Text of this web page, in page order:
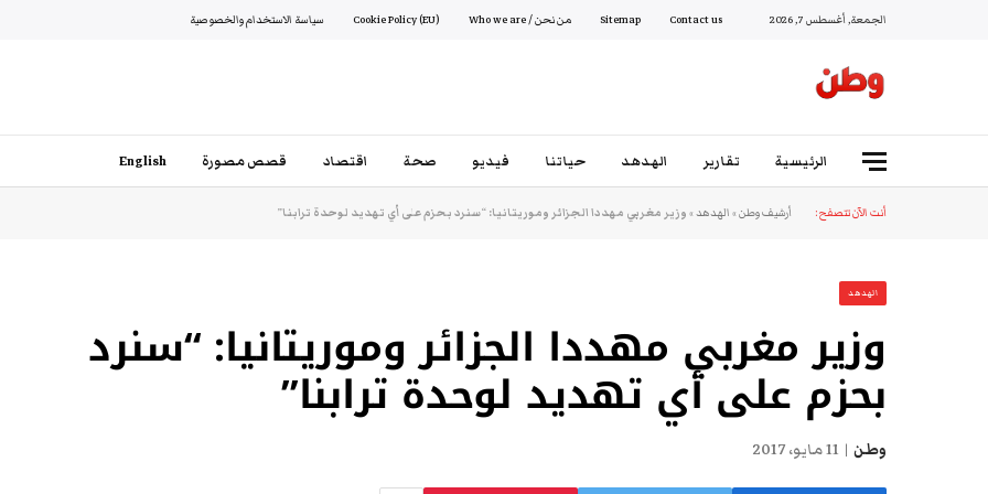
الجمعة, أغسطس 7, 2026 Contact us
Sitemap من نحن / Who we are Cookie Policy (EU) سياسة الاستخدام والخصوصية
الرئيسية تقارير الهدهد حياتنا فيديو صحة اقتصاد قصص مصورة English
أنت الآن تتصفح: أرشيف وطن»الهدهد»وزير مغربي مهددا الجزائر وموريتانيا: “سنرد بحزم على أي تهديد لوحدة ترابنا”
الهدهد
وزير مغربي مهددا الجزائر وموريتانيا: “سنرد
بحزم على أي تهديد لوحدة ترابنا”
وطن 11 مايو، 2017